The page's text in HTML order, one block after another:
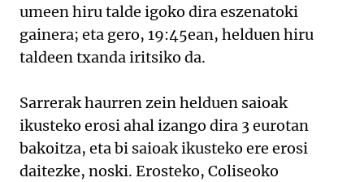
umeen hiru talde igoko dira eszenatoki
gainera; eta gero, 19:45ean, helduen hiru
taldeen txanda iritsiko da.
Sarrerak haurren zein helduen saioak
ikusteko erosi ahal izango dira 3 eurotan
bakoitza, eta bi saioak ikusteko ere erosi
daitezke, noski. Erosteko, Coliseoko